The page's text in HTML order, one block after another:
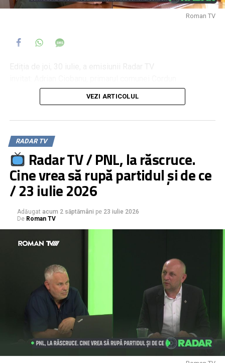
Roman TV
moderator: Daniel Muraru
VEZI ARTICOLUL
RADAR TV
Radar TV / PNL, la răscruce.
Cine vrea să rupă partidul și de ce
/ 23 iulie 2026
Adăugat acum 2 săptămâni pe 23 iulie 2026
De Roman TV